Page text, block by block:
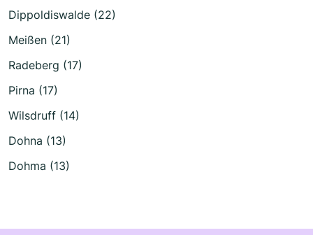
Dippoldiswalde (22)
Meißen (21)
Radeberg (17)
Pirna (17)
Wilsdruff (14)
Dohna (13)
Dohma (13)